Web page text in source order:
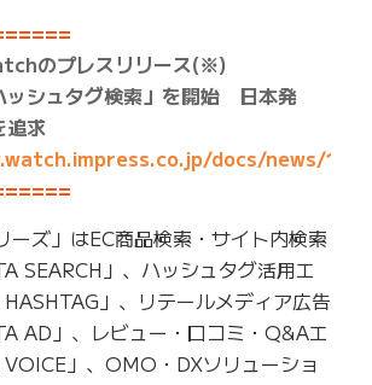
のプレスリリース(※)
ッシュタグ検索」を開始 日本発
追求
docs/news/
ーズ」はEC商品検索・サイト内検索
SEARCH」、ハッシュタグ活用エ
」、リテールメディア広告
AD」、レビュー・口コミ・Q&Aエ
」、OMO・DXソリューショ